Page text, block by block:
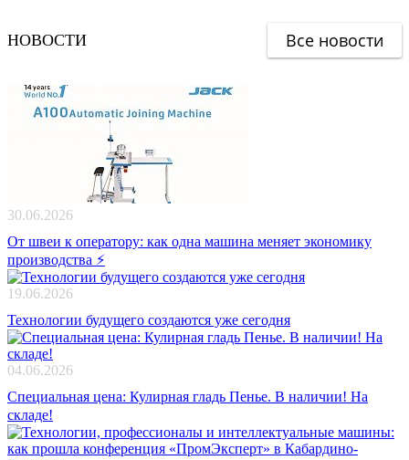
НОВОСТИ Все новости
30.06.2026
От швеи к оператору: как одна машина меняет экономику
производства ⚡️
19.06.2026
Технологии будущего создаются уже сегодня
04.06.2026
Специальная цена: Кулирная гладь Пенье. В наличии! На
складе!